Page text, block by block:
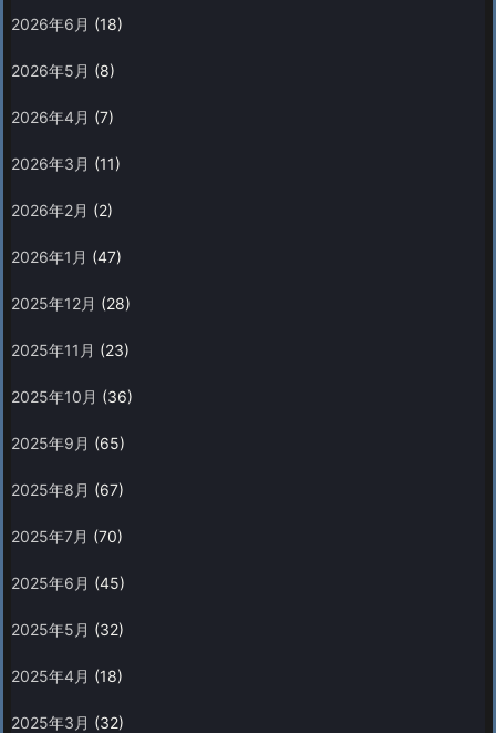
2026年6月 (18)
2026年5月 (8)
2026年4月 (7)
2026年3月 (11)
2026年2月 (2)
2026年1月 (47)
2025年12月 (28)
2025年11月 (23)
2025年10月 (36)
2025年9月 (65)
2025年8月 (67)
2025年7月 (70)
2025年6月 (45)
2025年5月 (32)
2025年4月 (18)
2025年3月 (32)